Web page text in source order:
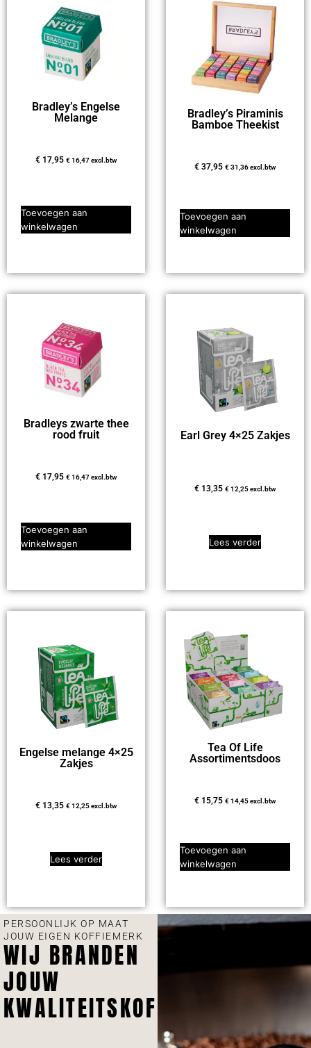
Bradley’s Engelse
Melange
€ 17,95 €16,47excl.btw
Toevoegen aan
winkelwagen
Bradley’s Piraminis
Bamboe Theekist
€ 37,95 €31,36excl.btw
Toevoegen aan
winkelwagen
Bradleys zwarte thee
rood fruit
€ 17,95 €16,47excl.btw
Toevoegen aan
winkelwagen
Earl Grey 4×25 Zakjes
€ 13,35 €12,25excl.btw
Lees verder
Engelse melange 4×25
Zakjes
€ 13,35 €12,25excl.btw
Lees verder
Tea Of Life
Assortimentsdoos
€ 15,75 €14,45excl.btw
Toevoegen aan
winkelwagen
PERSOONLIJK OP MAAT
JOUW EIGEN KOFFIEMERK
WIJ BRANDEN
JOUW
KWALITEITSKOFFIE